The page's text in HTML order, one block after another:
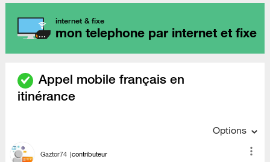
internet & fixe
mon telephone par internet et fixe
Appel mobile français en
itinérance
Options
Gaztor74 contributeur